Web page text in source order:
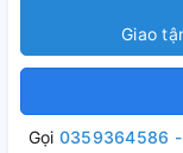
Giao
Gọi 0359364586